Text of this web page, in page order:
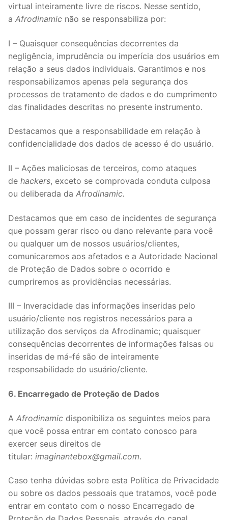
virtual inteiramente livre de riscos. Nesse sentido,
a Afrodinamic não se responsabiliza por:
I – Quaisquer consequências decorrentes da
negligência, imprudência ou imperícia dos usuários em
relação a seus dados individuais. Garantimos e nos
responsabilizamos apenas pela segurança dos
processos de tratamento de dados e do cumprimento
das finalidades descritas no presente instrumento.
Destacamos que a responsabilidade em relação à
confidencialidade dos dados de acesso é do usuário.
II – Ações maliciosas de terceiros, como ataques
de hackers, exceto se comprovada conduta culposa
ou deliberada da Afrodinamic.
Destacamos que em caso de incidentes de segurança
que possam gerar risco ou dano relevante para você
ou qualquer um de nossos usuários/clientes,
comunicaremos aos afetados e a Autoridade Nacional
de Proteção de Dados sobre o ocorrido e
cumpriremos as providências necessárias.
III – Inveracidade das informações inseridas pelo
usuário/cliente nos registros necessários para a
utilização dos serviços da Afrodinamic; quaisquer
consequências decorrentes de informações falsas ou
inseridas de má-fé são de inteiramente
responsabilidade do usuário/cliente.
6. Encarregado de Proteção de Dados
A Afrodinamic disponibiliza os seguintes meios para
que você possa entrar em contato conosco para
exercer seus direitos de
titular: imaginantebox@gmail.com.
Caso tenha dúvidas sobre esta Política de Privacidade
ou sobre os dados pessoais que tratamos, você pode
entrar em contato com o nosso Encarregado de